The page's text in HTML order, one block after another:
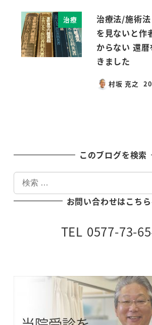
治療
治療法/施術
を見ないと作
からない 還
きました
村坂 克之
投
このブログを検索
検
索
お問い合わせはこち
TEL 0577-73-